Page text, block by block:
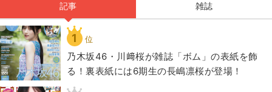
記事 雑誌
1 位
乃木坂46・川﨑桜が雑誌「ボム」の表紙を飾
る！裏表紙には6期生の長嶋凛桜が登場！